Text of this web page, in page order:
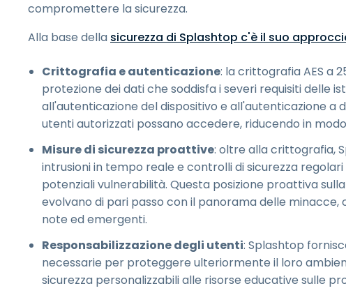
compromettere la sicurezza.
Alla base della sicurezza di Splashtop c'è il suo
Crittografia e autenticazione: la crittografia AES a
protezione dei dati che soddisfa i severi requisiti delle
all'autenticazione del dispositivo e all'autenticazione a
utenti autorizzati possano accedere, riducendo in
Misure di sicurezza proattive: oltre alla crittografia,
intrusioni in tempo reale e controlli di sicurezza
potenziali vulnerabilità. Questa posizione proattiva
evolvano di pari passo con il panorama delle
note ed emergenti.
Responsabilizzazione degli utenti: Splashtop
necessarie per proteggere ulteriormente il loro
sicurezza personalizzabili alle risorse educative sulle